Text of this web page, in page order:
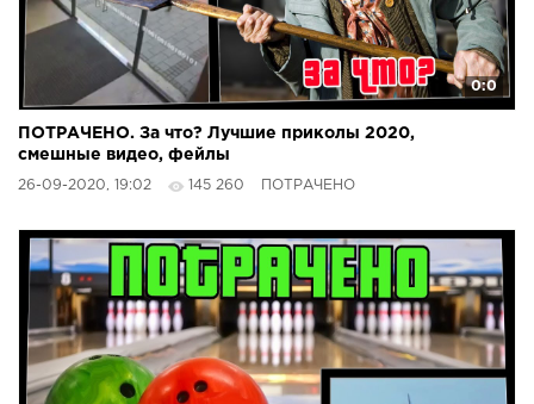
0:0
ПОТРАЧЕНО. За что? Лучшие приколы 2020,
смешные видео, фейлы
26-09-2020, 19:02 145 260 ПОТРАЧЕНО